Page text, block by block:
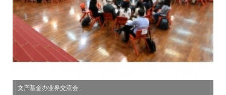
文产基金办业界交流会